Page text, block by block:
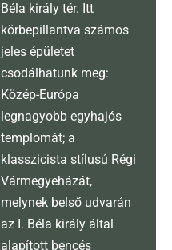
Béla király tér. Itt
körbepillantva számos
jeles épületet
csodálhatunk meg:
Közép-Európa
legnagyobb egyhajós
templomát; a
klasszicista stílusú Régi
Vármegyeházát,
melynek belső udvarán
az I. Béla király által
alapított bencés